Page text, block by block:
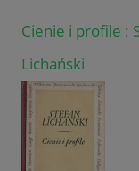
Cienie i profile :
Lichański